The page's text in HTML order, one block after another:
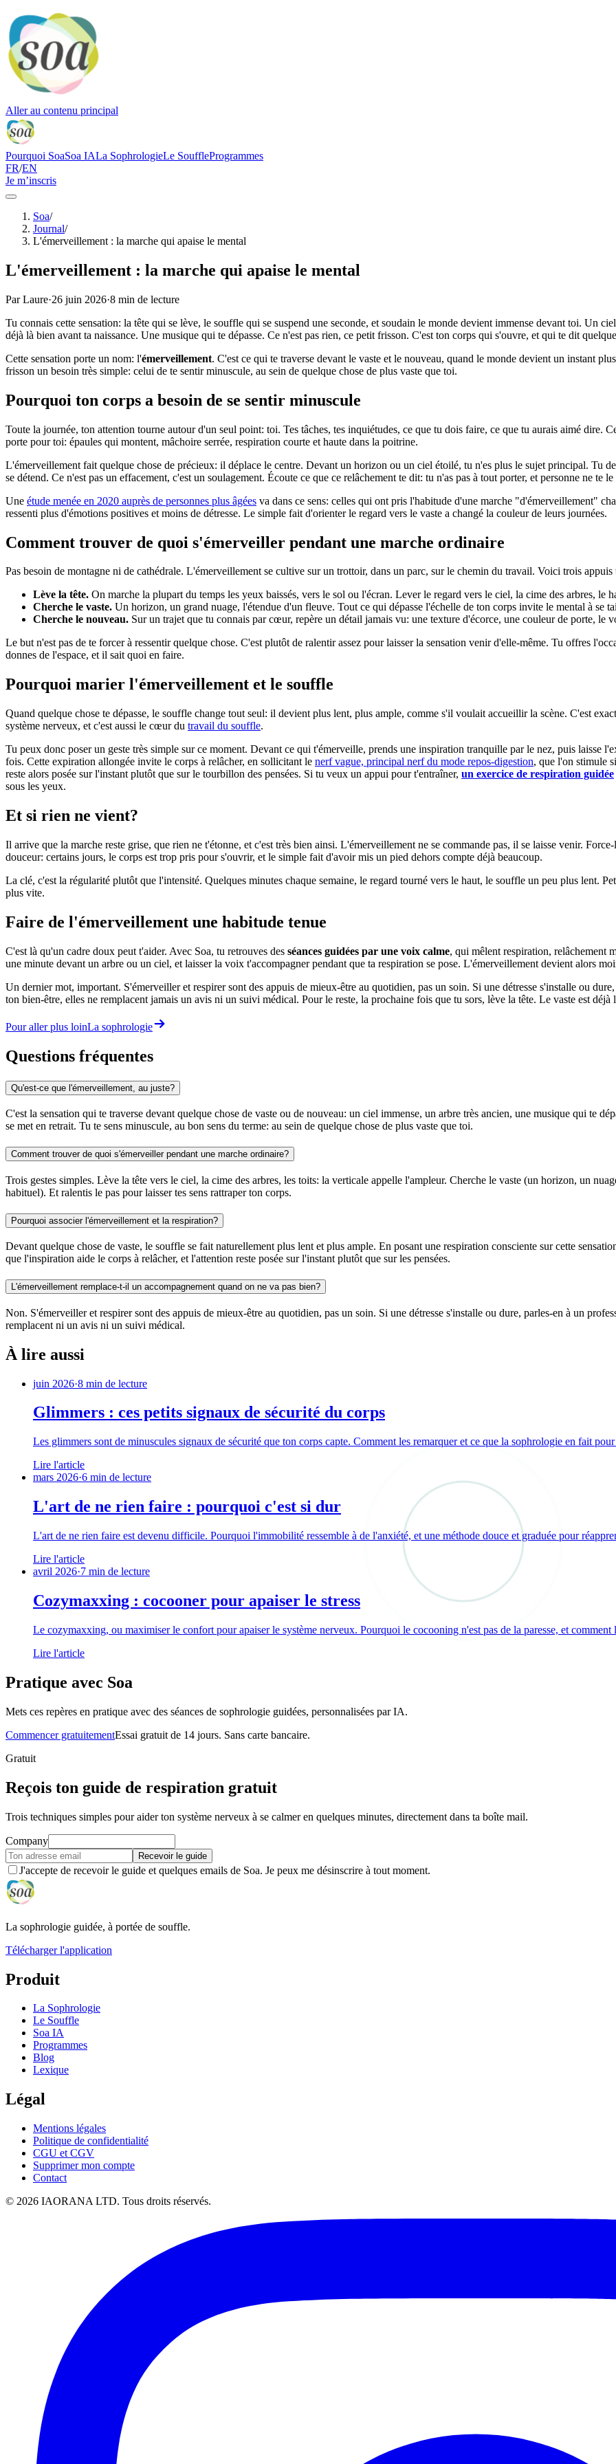
Aller au contenu principal
Pourquoi SoaSoa IALa SophrologieLe SouffleProgrammes
FR/EN
Je m’inscris
Soa/
Journal/
L'émerveillement : la marche qui apaise le mental
L'émerveillement : la marche qui apaise le mental
Par Laure·26 juin 2026·8 min de lecture
Tu connais cette sensation: la tête qui se lève, le souffle qui se suspend une seconde, et soudain le monde devient immense devant toi. Un
déjà là bien avant ta naissance. Une musique qui te dépasse. Ce n'est pas rien, ce petit frisson. C'est ton corps qui s'ouvre, et qui te dit
Cette sensation porte un nom: l'émerveillement. C'est ce qui te traverse devant le vaste et le nouveau, quand le monde devient un instant
frisson un besoin très simple: celui de te sentir minuscule, au sein de quelque chose de plus vaste que toi.
Pourquoi ton corps a besoin de se sentir minuscule
Toute la journée, ton attention tourne autour d'un seul point: toi. Tes tâches, tes inquiétudes, ce que tu dois faire, ce que tu aurais aimé dire.
porte pour toi: épaules qui montent, mâchoire serrée, respiration courte et haute dans la poitrine.
L'émerveillement fait quelque chose de précieux: il déplace le centre. Devant un horizon ou un ciel étoilé, tu n'es plus le sujet principal. Tu
se détend. Ce n'est pas un effacement, c'est un soulagement. Écoute ce que ce relâchement te dit: tu n'as pas à tout porter, et personne ne te le
Une étude menée en 2020 auprès de personnes plus âgées va dans ce sens: celles qui ont pris l'habitude d'une marche "d'émerveillement"
ressenti plus d'émotions positives et moins de détresse. Le simple fait d'orienter le regard vers le vaste a changé la couleur de leurs journées.
Comment trouver de quoi s'émerveiller pendant une marche ordinaire
Pas besoin de montagne ni de cathédrale. L'émerveillement se cultive sur un trottoir, dans un parc, sur le chemin du travail. Voici trois appuis
Lève la tête. On marche la plupart du temps les yeux baissés, vers le sol ou l'écran. Lever le regard vers le ciel, la cime des arbres, le
Cherche le vaste. Un horizon, un grand nuage, l'étendue d'un fleuve. Tout ce qui dépasse l'échelle de ton corps invite le mental à se
Cherche le nouveau. Sur un trajet que tu connais par cœur, repère un détail jamais vu: une texture d'écorce, une couleur de porte, le
Le but n'est pas de te forcer à ressentir quelque chose. C'est plutôt de ralentir assez pour laisser la sensation venir d'elle-même. Tu offres
donnes de l'espace, et il sait quoi en faire.
Pourquoi marier l'émerveillement et le souffle
Quand quelque chose te dépasse, le souffle change tout seul: il devient plus lent, plus ample, comme s'il voulait accueillir la scène. C'est
système nerveux, et c'est aussi le cœur du travail du souffle.
Tu peux donc poser un geste très simple sur ce moment. Devant ce qui t'émerveille, prends une inspiration tranquille par le nez, puis laisse
fois. Cette expiration allongée invite le corps à relâcher, en sollicitant le nerf vague, principal nerf du mode repos-digestion, que l'on stimule
reste alors posée sur l'instant plutôt que sur le tourbillon des pensées. Si tu veux un appui pour t'entraîner, un exercice de respiration guidée
sous les yeux.
Et si rien ne vient?
Il arrive que la marche reste grise, que rien ne t'étonne, et c'est très bien ainsi. L'émerveillement ne se commande pas, il se laisse venir.
douceur: certains jours, le corps est trop pris pour s'ouvrir, et le simple fait d'avoir mis un pied dehors compte déjà beaucoup.
La clé, c'est la régularité plutôt que l'intensité. Quelques minutes chaque semaine, le regard tourné vers le haut, le souffle un peu plus lent.
plus vite.
Faire de l'émerveillement une habitude tenue
C'est là qu'un cadre doux peut t'aider. Avec Soa, tu retrouves des séances guidées par une voix calme, qui mêlent respiration, relâchement
une minute devant un arbre ou un ciel, et laisser la voix t'accompagner pendant que ta respiration se pose. L'émerveillement devient alors
Un dernier mot, important. S'émerveiller et respirer sont des appuis de mieux-être au quotidien, pas un soin. Si une détresse s'installe ou
ton bien-être, elles ne remplacent jamais un avis ni un suivi médical. Pour le reste, la prochaine fois que tu sors, lève la tête. Le vaste est déjà
Pour aller plus loinLa sophrologie
Questions fréquentes
Qu'est-ce que l'émerveillement, au juste?
C'est la sensation qui te traverse devant quelque chose de vaste ou de nouveau: un ciel immense, un arbre très ancien, une musique qui te
se met en retrait. Tu te sens minuscule, au bon sens du terme: au sein de quelque chose de plus vaste que toi.
Comment trouver de quoi s'émerveiller pendant une marche ordinaire?
Trois gestes simples. Lève la tête vers le ciel, la cime des arbres, les toits: la verticale appelle l'ampleur. Cherche le vaste (un horizon, un
habituel). Et ralentis le pas pour laisser tes sens rattraper ton corps.
Pourquoi associer l'émerveillement et la respiration?
Devant quelque chose de vaste, le souffle se fait naturellement plus lent et plus ample. En posant une respiration consciente sur cette
que l'inspiration aide le corps à relâcher, et l'attention reste posée sur l'instant plutôt que sur les pensées.
L'émerveillement remplace-t-il un accompagnement quand on ne va pas bien?
Non. S'émerveiller et respirer sont des appuis de mieux-être au quotidien, pas un soin. Si une détresse s'installe ou dure, parles-en à un
remplacent ni un avis ni un suivi médical.
À lire aussi
juin 2026·8 min de lecture
Glimmers : ces petits signaux de sécurité du corps
Les glimmers sont de minuscules signaux de sécurité que ton corps capte. Comment les remarquer et ce que la sophrologie en fait
Lire l'article
mars 2026·6 min de lecture
L'art de ne rien faire : pourquoi c'est si dur
L'art de ne rien faire est devenu difficile. Pourquoi l'immobilité ressemble à de l'anxiété, et une méthode douce et graduée pour
Lire l'article
avril 2026·7 min de lecture
Cozymaxxing : cocooner pour apaiser le stress
Le cozymaxxing, ou maximiser le confort pour apaiser le système nerveux. Pourquoi le cocooning n'est pas de la paresse, et comment
Lire l'article
Pratique avec Soa
Mets ces repères en pratique avec des séances de sophrologie guidées, personnalisées par IA.
Commencer gratuitementEssai gratuit de 14 jours. Sans carte bancaire.
Gratuit
Reçois ton guide de respiration gratuit
Trois techniques simples pour aider ton système nerveux à se calmer en quelques minutes, directement dans ta boîte mail.
Company
Recevoir le guide
J'accepte de recevoir le guide et quelques emails de Soa. Je peux me désinscrire à tout moment.
La sophrologie guidée, à portée de souffle.
Télécharger l'application
Produit
La Sophrologie
Le Souffle
Soa IA
Programmes
Blog
Lexique
Légal
Mentions légales
Politique de confidentialité
CGU et CGV
Supprimer mon compte
Contact
© 2026 IAORANA LTD. Tous droits réservés.